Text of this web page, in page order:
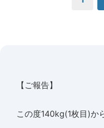
【ご報告】
この度140kg(1枚目)か